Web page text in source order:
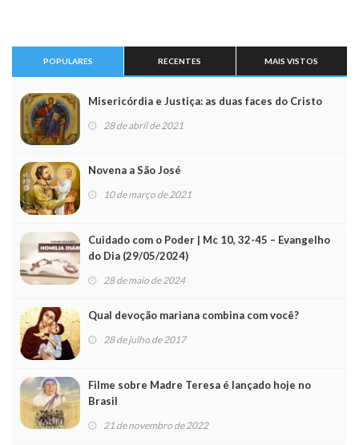
POPULARES RECENTES MAIS VISTOS
Misericórdia e Justiça: as duas faces do Cristo
28 de abril de 2021
Novena a São José
10 de março de 2021
Cuidado com o Poder | Mc 10, 32-45 – Evangelho
do Dia (29/05/2024)
28 de maio de 2024
Qual devoção mariana combina com você?
28 de julho de 2017
Filme sobre Madre Teresa é lançado hoje no
Brasil
21 de novembro de 2022